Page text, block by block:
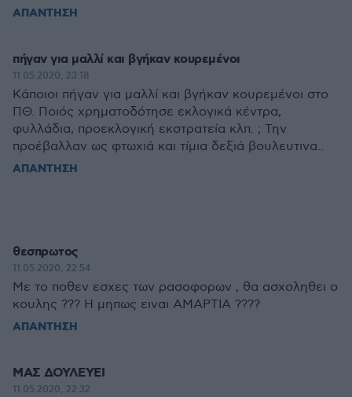
ΑΠΑΝΤΗΣΗ
πήγαν για μαλλί και βγήκαν κουρεμένοι
11.05.2020, 23:18
Κάποιοι πήγαν για μαλλί και βγήκαν κουρεμένοι στο
ΠΘ. Ποιός χρηματοδότησε εκλογικά κέντρα,
φυλλάδια, προεκλογική εκστρατεία κλπ. ; Την
προέβαλλαν ως φτωχιά και τίμια δεξιά βουλευτινα..
ΑΠΑΝΤΗΣΗ
θεσπρωτος
11.05.2020, 22:54
Με το ποθεν εσχες των ρασοφορων , θα ασχοληθει ο
κουλης ??? Η μηπως ειναι ΑΜΑΡΤΙΑ ????
ΑΠΑΝΤΗΣΗ
ΜΑΣ ΔΟΥΛΕΥΕΙ
11.05.2020, 22:32